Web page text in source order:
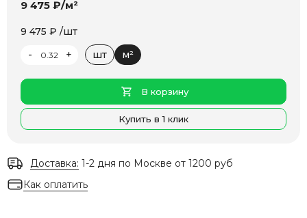
9 475 ₽/м²
9 475 ₽ /шт
-
+ шт м²
В корзину
Купить в 1 клик
Доставка: 1-2 дня по Москве от 1200 руб
Как оплатить